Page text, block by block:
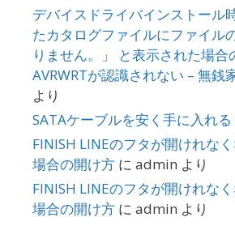
デバイスドライバインストール
たカタログファイルにファイル
りません。」 と表示された場合
AVRWRTが認識されない – 無銭
より
SATAケーブルを安く手に入れる
FINISH LINEのフタが開けれな
場合の開け方 に admin より
FINISH LINEのフタが開けれな
場合の開け方 に admin より